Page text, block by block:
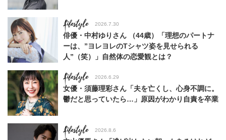
Lifestyle 2026.7.30
俳優・中村ゆりさん （44歳）「理想のパートナ
ーは、”ヨレヨレのTシャツ姿を見せられる
人”（笑）」自然体の恋愛観とは？
Lifestyle 2026.6.29
女優・須藤理彩さん「夫を亡くし、心身不調に。
鬱だと思っていたら…」原因がわかり自責を卒業
Lifestyle 2026.8.6